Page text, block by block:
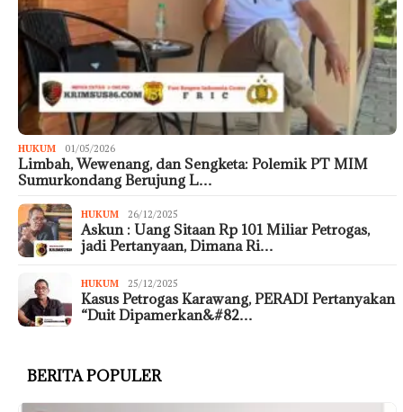
HUKUM 01/05/2026
Limbah, Wewenang, dan Sengketa: Polemik PT MIM
Sumurkondang Berujung L…
HUKUM 26/12/2025
Askun : Uang Sitaan Rp 101 Miliar Petrogas,
jadi Pertanyaan, Dimana Ri…
HUKUM 25/12/2025
Kasus Petrogas Karawang, PERADI Pertanyakan
“Duit Dipamerkan&#82…
BERITA POPULER